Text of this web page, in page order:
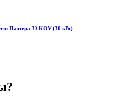
Пантера 30 KOV (30 кВт)